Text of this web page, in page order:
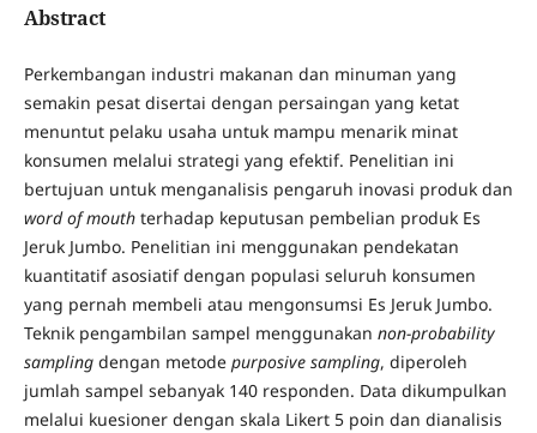
Abstract
Perkembangan industri makanan dan minuman yang
semakin pesat disertai dengan persaingan yang ketat
menuntut pelaku usaha untuk mampu menarik minat
konsumen melalui strategi yang efektif. Penelitian ini
bertujuan untuk menganalisis pengaruh inovasi produk dan
word of mouthterhadap keputusan pembelian produk Es
Jeruk Jumbo. Penelitian ini menggunakan pendekatan
kuantitatif asosiatif dengan populasi seluruh konsumen
yang pernah membeli atau mengonsumsi Es Jeruk Jumbo.
Teknik pengambilan sampel menggunakan non-probability
samplingdengan metode purposive sampling, diperoleh
jumlah sampel sebanyak 140 responden. Data dikumpulkan
melalui kuesioner dengan skala Likert 5 poin dan dianalisis